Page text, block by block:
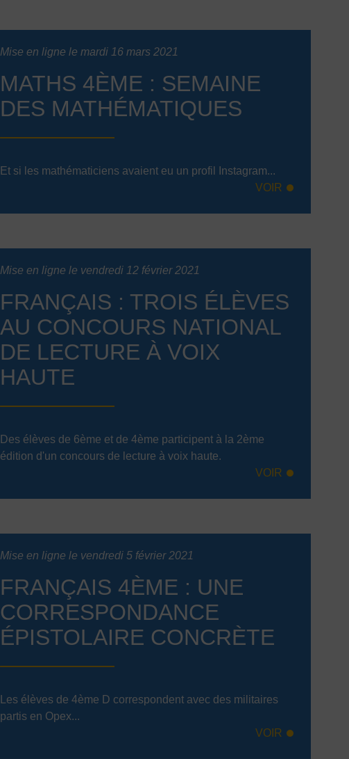
Mise en ligne le mardi 16 mars 2021
MATHS 4ÈME : SEMAINE
DES MATHÉMATIQUES
Et si les mathématiciens avaient eu un profil Instagram...
VOIR
Mise en ligne le vendredi 12 février 2021
FRANÇAIS : TROIS ÉLÈVES
AU CONCOURS NATIONAL
DE LECTURE À VOIX
HAUTE
Des élèves de 6ème et de 4ème participent à la 2ème
édition d'un concours de lecture à voix haute.
VOIR
Mise en ligne le vendredi 5 février 2021
FRANÇAIS 4ÈME : UNE
CORRESPONDANCE
ÉPISTOLAIRE CONCRÈTE
Les élèves de 4ème D correspondent avec des militaires
partis en Opex...
VOIR